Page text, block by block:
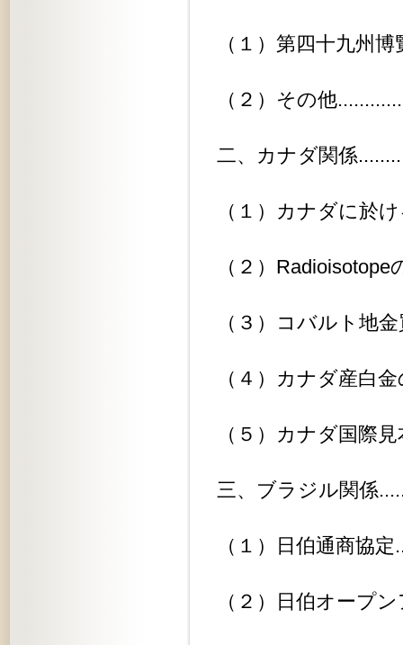
（１）第四十九州
（２）その他
二、カナダ関係
（１）カナダに於
（２）
（３）コバルト地
（４）カナダ産白
（５）カナダ国際
三、ブラジル関係
（１）日伯通商協
（２）日伯オープ